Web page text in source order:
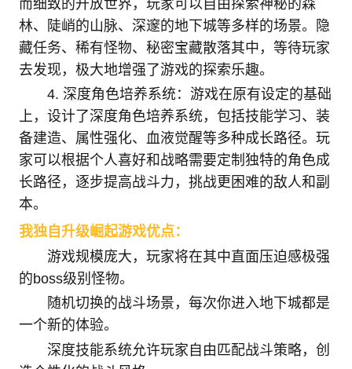
而细致的开放世界，玩家可以自由探索神秘的森
林、陡峭的山脉、深邃的地下城等多样的场景。隐
藏任务、稀有怪物、秘密宝藏散落其中，等待玩家
去发现，极大地增强了游戏的探索乐趣。
4. 深度角色培养系统：游戏在原有设定的基础
上，设计了深度角色培养系统，包括技能学习、装
备建造、属性强化、血液觉醒等多种成长路径。玩
家可以根据个人喜好和战略需要定制独特的角色成
长路径，逐步提高战斗力，挑战更困难的敌人和副
本。
我独自升级崛起游戏优点：
游戏规模庞大，玩家将在其中直面压迫感极强
的boss级别怪物。
随机切换的战斗场景，每次你进入地下城都是
一个新的体验。
深度技能系统允许玩家自由匹配战斗策略，创